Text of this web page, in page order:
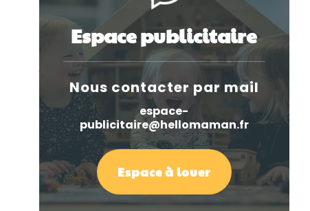
Espace publicitaire
Nous contacter par mail
espace-
publicitaire@hellomaman.fr
Espace à louer